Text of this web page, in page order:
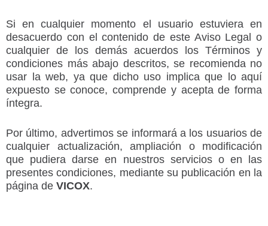
Si en cualquier momento el usuario estuviera en
desacuerdo con el contenido de este Aviso Legal o
cualquier de los demás acuerdos los Términos y
condiciones más abajo descritos, se recomienda no
usar la web, ya que dicho uso implica que lo aquí
expuesto se conoce, comprende y acepta de forma
íntegra.
Por último, advertimos se informará a los usuarios de
cualquier actualización, ampliación o modificación
que pudiera darse en nuestros servicios o en las
presentes condiciones, mediante su publicación en la
página de VICOX.